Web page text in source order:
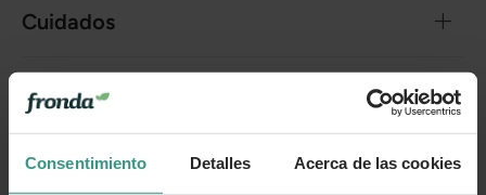
Consentimiento Detalles Acerca de las cookies
Cuidados
Categorías